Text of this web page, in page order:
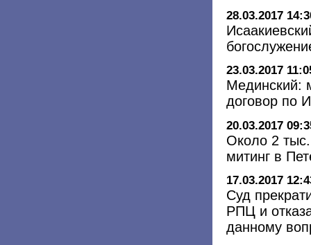
28.03.2017
23.03.2017
Мединский:
договор по
20.03.2017
Около 2
митинг в
17.03.2017
Суд
РПЦ и
данному